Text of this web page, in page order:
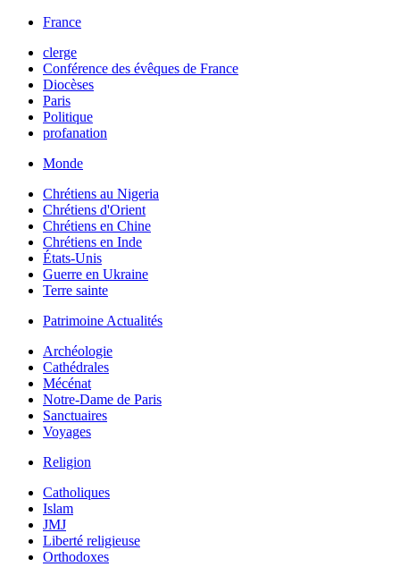
France
clerge
Conférence des évêques de France
Diocèses
Paris
Politique
profanation
Monde
Chrétiens au Nigeria
Chrétiens d'Orient
Chrétiens en Chine
Chrétiens en Inde
États-Unis
Guerre en Ukraine
Terre sainte
Patrimoine Actualités
Archéologie
Cathédrales
Mécénat
Notre-Dame de Paris
Sanctuaires
Voyages
Religion
Catholiques
Islam
JMJ
Liberté religieuse
Orthodoxes